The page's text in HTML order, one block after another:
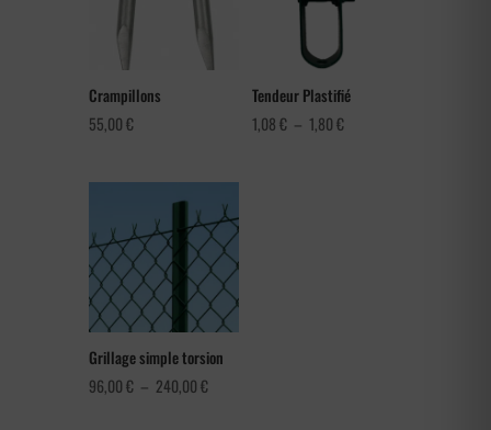
Crampillons
55,00€
Tendeur Plastifié
1,08€ – 1,80€Plage
Grillage simple torsion
96,00€ – 240,00€Plage